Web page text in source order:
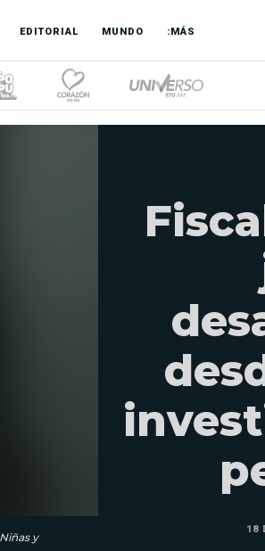
EDITORIAL MUNDO :MÁS
y
18